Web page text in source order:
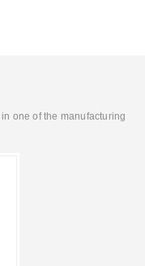
one of the manufacturing